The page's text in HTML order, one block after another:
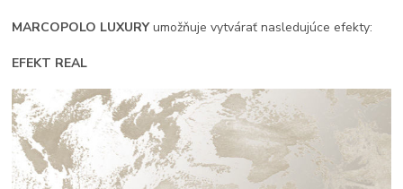
MARCOPOLO LUXURYumožňuje vytvárať nasledujúce efekty:
EFEKT REAL